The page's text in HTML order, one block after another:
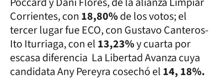
Corrientes, con18,80%de los votos; el
tercer lugar fue ECO, con Gustavo Canteros-
Ito Iturriaga, con el13,23%y cuarta por
escasa diferencia La Libertad Avanza cuya
candidata Any Pereyra cosechó el14, 18%.